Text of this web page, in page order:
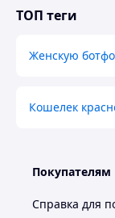
ТОП теги
Женскую
Кошелек
Покупателям
Справка для